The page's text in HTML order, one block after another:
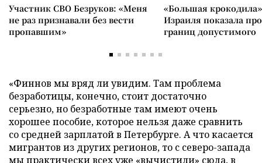
Участник СВО Безруков: «Меня
не раз признавали без вести
пропавшим»
«Большая
Израиля показала
границ допустимого
«Финнов мы вряд ли увидим. Там проблема
безработицы, конечно, стоит достаточно
серьезно, но безработные там имеют очень
хорошее пособие, которое нельзя даже сравнить
со средней зарплатой в Петербурге. А что касается
мигрантов из других регионов, то с северо-запада
мы практически всех уже «вычистили» сюда, в